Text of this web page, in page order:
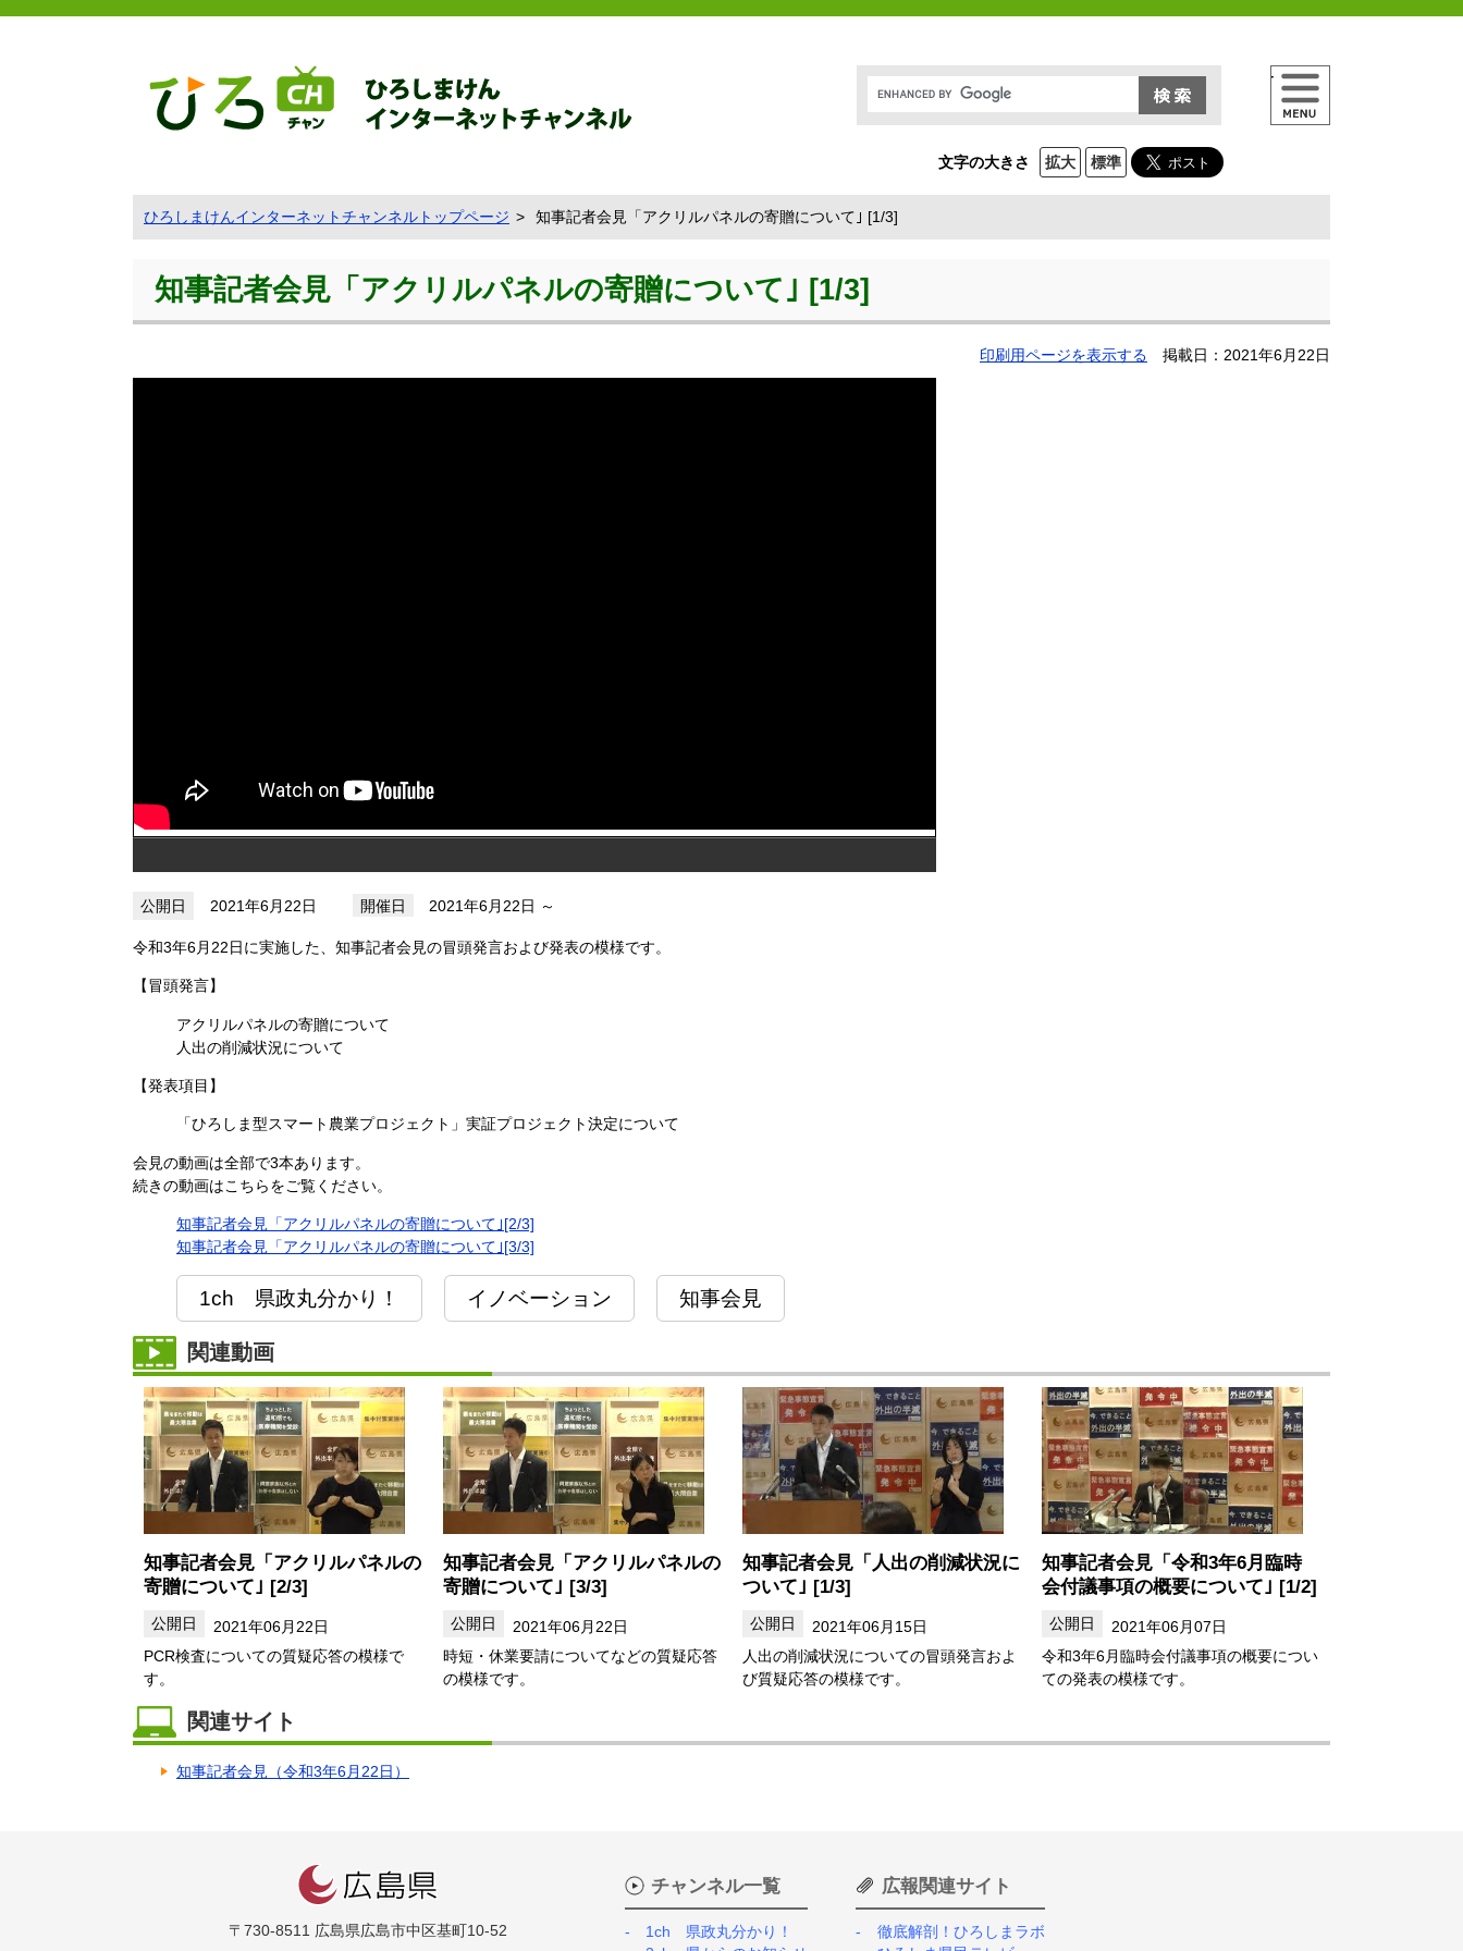
文字の大きさ 拡大 標準
メニュー
ひろしまけんインターネットチャンネルトップページ 知事記者会見「アクリルパネルの寄贈について｣ [1/3]
知事記者会見「アクリルパネルの寄贈について｣ [1/3]
印刷用ページを表示する 掲載日：2021年6月22日
2021年6月22日 2021年6月22日
令和3年6月22日に実施した、知事記者会見の冒頭発言および発表の模様です。
【冒頭発言】
アクリルパネルの寄贈について
人出の削減状況について
【発表項目】
「ひろしま型スマート農業プロジェクト」実証プロジェクト決定について
会見の動画は全部で3本あります。
続きの動画はこちらをご覧ください。
知事記者会見「アクリルパネルの寄贈について｣[2/3]
知事記者会見「アクリルパネルの寄贈について｣[3/3]
1ch 県政丸分かり！ イノベーション 知事会見
関連動画
知事記者会見「アクリルパネルの
寄贈について｣ [2/3]
2021年06月22日
PCR検査についての質疑応答の模様で
す。
知事記者会見「アクリルパネルの
寄贈について｣ [3/3]
2021年06月22日
時短・休業要請についてなどの質疑応答
の模様です。
知事記者会見「人出の削減状況に
ついて｣ [1/3]
2021年06月15日
人出の削減状況についての冒頭発言およ
び質疑応答の模様です。
知事記者会見「令和3年6月臨時
会付議事項の概要について｣ [1/2]
2021年06月07日
令和3年6月臨時会付議事項の概要につい
ての発表の模様です。
関連サイト
知事記者会見（令和3年6月22日）
〒730-8511 広島県広島市中区基町10-52
チャンネル一覧
1ch 県政丸分かり！
広報関連サイト
徹底解剖！ひろしまラボ